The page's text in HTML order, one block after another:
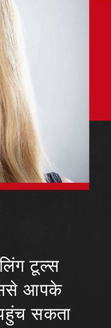
टूल्स
आपके
सकता